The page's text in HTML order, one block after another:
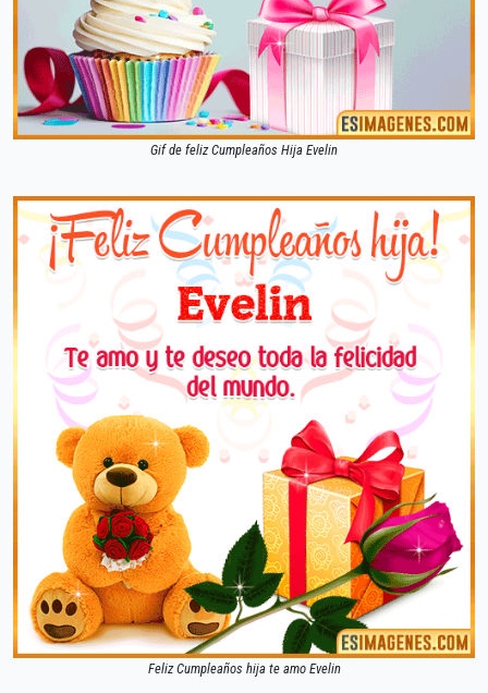
Gif de feliz Cumpleaños Hija Evelin
Feliz Cumpleaños hija te amo Evelin